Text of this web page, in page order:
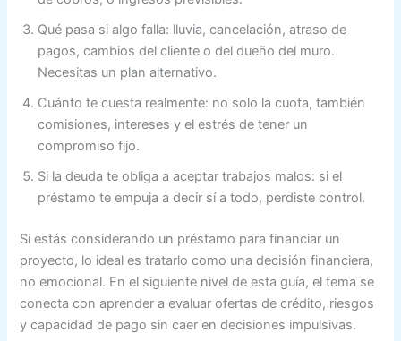
Qué pasa si algo falla: lluvia, cancelación, atraso de
pagos, cambios del cliente o del dueño del muro.
Necesitas un plan alternativo.
Cuánto te cuesta realmente: no solo la cuota, también
comisiones, intereses y el estrés de tener un
compromiso fijo.
Si la deuda te obliga a aceptar trabajos malos: si el
préstamo te empuja a decir sí a todo, perdiste control.
Si estás considerando un préstamo para financiar un
proyecto, lo ideal es tratarlo como una decisión financiera,
no emocional. En el siguiente nivel de esta guía, el tema se
conecta con aprender a evaluar ofertas de crédito, riesgos
y capacidad de pago sin caer en decisiones impulsivas.